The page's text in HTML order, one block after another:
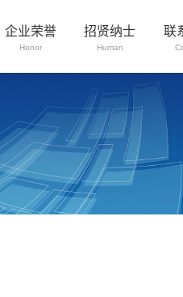
企业荣誉
Honor
招贤纳士
Human
联